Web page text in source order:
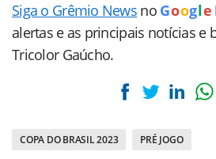
Siga o Grêmio News no Goog le
alertas e as principais notícias e
Tricolor Gaúcho.
COPA DO BRASIL 2023 PRÉ JOGO